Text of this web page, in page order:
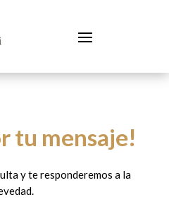
tu mensaje!
y te responderemos a la